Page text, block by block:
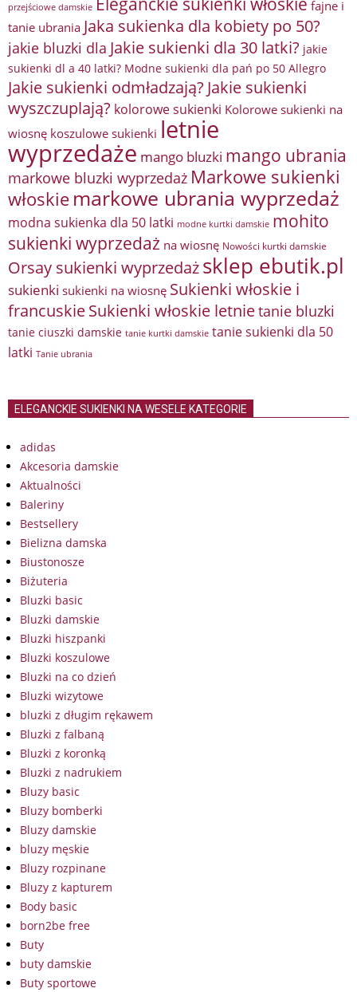
przejściowe damskie
fajne i
tanie ubrania Jaka sukienka dla kobiety po 50?
jakie bluzki dla Jakie sukienki dla 30 latki? jakie
sukienki dl a 40 latki? Modne sukienki dla pań po 50 Allegro
Jakie sukienki odmładzają? Jakie sukienki
wyszczuplają? kolorowe sukienki Kolorowe sukienki na
wiosnę koszulowe sukienki letnie
wyprzedaże mango bluzki mango ubrania
markowe bluzki wyprzedaż Markowe sukienki
włoskie markowe ubrania wyprzedaż
modna sukienka dla 50 latki modne kurtki damskie mohito
sukienki wyprzedaż na wiosnę Nowości kurtki damskie
Orsay sukienki wyprzedażsklep ebutik.pl
sukienki sukienki na wiosnę Sukienki włoskie i
francuskieSukienki włoskie letnietanie bluzki
tanie ciuszki damskie tanie kurtki damskie tanie sukienki dla 50
latki Tanie ubrania
ELEGANCKIE SUKIENKI NA WESELE KATEGORIE
adidas
Akcesoria damskie
Aktualności
Baleriny
Bestsellery
Bielizna damska
Biustonosze
Biżuteria
Bluzki basic
Bluzki damskie
Bluzki hiszpanki
Bluzki koszulowe
Bluzki na co dzień
Bluzki wizytowe
bluzki z długim rękawem
Bluzki z falbaną
Bluzki z koronką
Bluzki z nadrukiem
Bluzy basic
Bluzy bomberki
Bluzy damskie
bluzy męskie
Bluzy rozpinane
Bluzy z kapturem
Body basic
born2be free
Buty
buty damskie
Buty sportowe